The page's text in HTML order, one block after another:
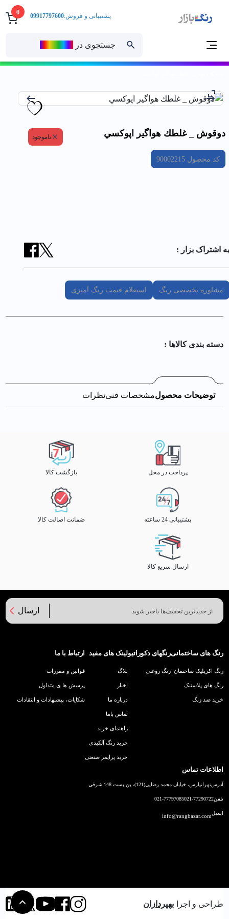
0
جستجوی در
پشتیبانی و فروش:09917797600
دوقوش _ غلطك هواگير اپوكسي ناموجود
کد محصول90002215
به اشتراک بزار :
مشاوره تخصصی رنگ استعلام قیمت رنگ آمیزی
دسته بندی کالا‌ها :
توضیحات محصولمشخصات فنینظرات
پرداخت در محل بازگشت کالا
پشتیبانی 24 ساعته ضمانت اصالت کالا
ارسال سریع کالا
ارسال
رنگ های ساختمانی
رنگ اکریلیک ساختمان
رنگ های پلاستیک
خرید ضد زنگ
رنگهای دکوراتیو
رنگ روغنی
لینک های مفید
بلاگ
اخبار
درباره ما
تماس باما
راهنمای خرید
خرید رنگ آلکیدی
خرید پرایمر صنعتی
ارتباط با ما
قوانین و مقررات
پرسش ها ی متداول
شکایات، پیشنهادات و انتقادات
اطلاعات تماس
آدرستهرانپارس، خیابان محمد رضایی(121)، بن بست 148 شرقی
تلفن021-77290722
021-77797085
ایمیلinfo@rangbazar.com
طراحی و اجرا بهپردازان